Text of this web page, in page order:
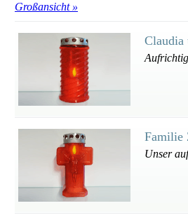
Großansicht »
Claudia
Familie
Unser